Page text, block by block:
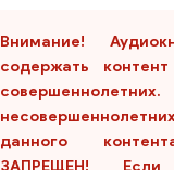
Внимание!
содержать
данного